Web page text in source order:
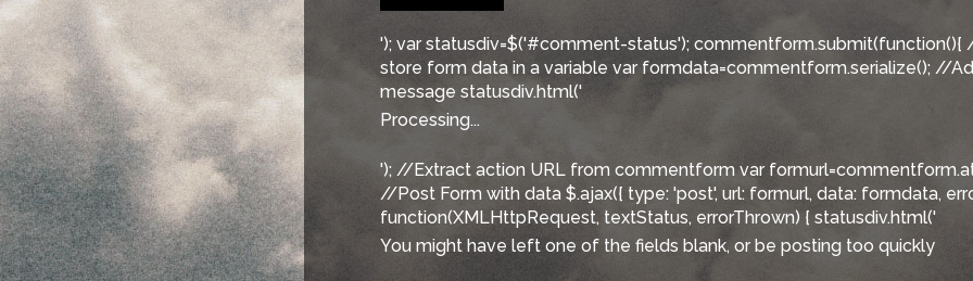
'); var statusdiv=$('#comment-status'); commentform.submit(function(){
store form data in a variable var formdata=commentform.serialize(); //
message statusdiv.html('
Processing...
'); //Extract action URL from commentform var
//Post Form with data $.ajax({ type: 'post', url: formurl, data: formdata,
function(XMLHttpRequest, textStatus, errorThrown) { statusdiv.html('
You might have left one of the fields blank, or be posting too quickly